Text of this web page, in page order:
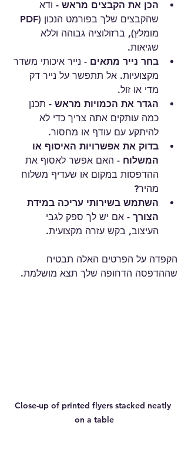
הכן את הקבצים מראש - ודא
מומלץ), ברזולוציה גבוהה וללא
שגיאות.
בחר נייר מתאים - נייר איכותי משדר
מקצועיות. אל תתפשר על נייר דק
מדי או זול.
הגדר את הכמויות מראש - תכנן
כמה עותקים אתה צריך כדי לא
להיתקע עם עודף או מחסור.
בדוק את אפשרויות האיסוף או
המשלוח - האם אפשר לאסוף את
ההדפסות במקום או שעדיף משלוח
מהיר?
השתמש בשירותי עריכה במידת
הצורך - אם יש לך ספק לגבי
העיצוב, בקש עזרה מקצועית.
הקפדה על הפרטים האלה תבטיח
שההדפסה הדחופה שלך תצא מושלמת.
Close-up of printed flyers stacked neatly
on a table